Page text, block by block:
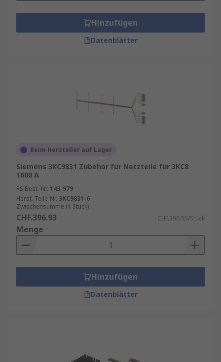
Hinzufügen
Datenblätter
Beim Hersteller auf Lager
Siemens 3KC9831 Zubehör für Netzteile für 3KC8
1600 A
RS Best.-Nr. 143-979
Herst. Teile-Nr. 3KC9831-6
Zwischensumme (1 Stück)
CHF.396.93 CHF.396.93/Stück
Menge
Hinzufügen
Datenblätter